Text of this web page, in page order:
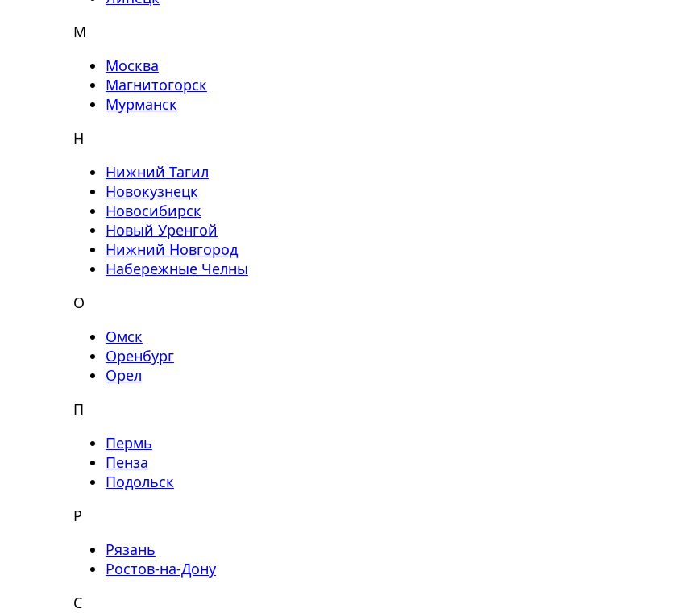
М
Москва
Магнитогорск
Мурманск
Н
Нижний Тагил
Новокузнецк
Новосибирск
Новый Уренгой
Нижний Новгород
Набережные Челны
О
Омск
Оренбург
Орел
П
Пермь
Пенза
Подольск
Р
Рязань
Ростов-на-Дону
С